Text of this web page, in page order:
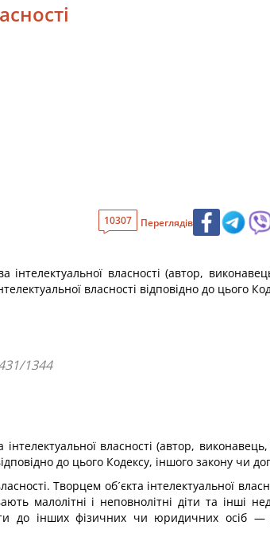
10307 Переглядів
інтелектуальної власності (автор,
власності відповідно до цього
1344
власності (автор,
до цього Кодексу, іншого закону чи
Творцем об´єкта інтелектуальної
малолітні і неповнолітні діти та інші
до інших фізичних чи юридичних осіб —